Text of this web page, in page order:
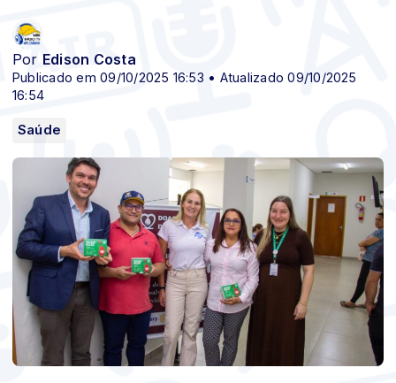
Por Edison Costa
Publicado em 09/10/2025 16:53 • Atualizado 09/10/2025
16:54
Saúde